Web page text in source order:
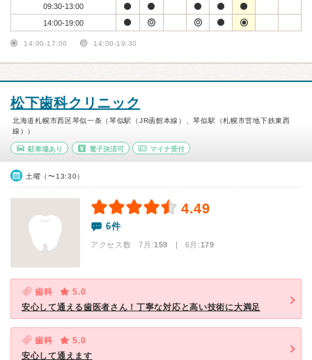
09:30-13:00
14:00-19:00
14:00-17:00 14:00-19:30
松下歯科クリニック
北海道札幌市西区琴似一条（琴似駅（JR函館本線）、琴似駅（札幌市営地下鉄東西
線））
駐車場あり 電子決済可 マイナ受付
土曜（〜13:30）
4.49
6件
アクセス数 7月:159 | 6月:179
歯科
5.0
安心して通える歯医者さん！丁寧な対応と高い技術に大満足
歯科
5.0
安心して通えます